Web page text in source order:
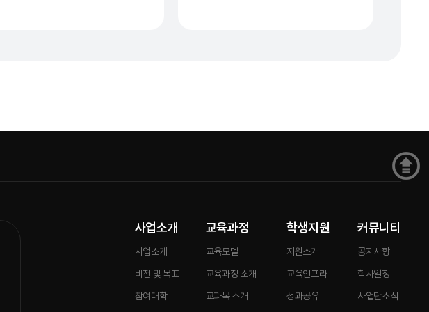
사업소개
사업소개
비전 및 목표
참여대학
교육과정
교육모델
교육과정 소개
교과목 소개
학생지원
지원소개
교육인프라
성과공유
커뮤니티
공지사항
학사일정
사업단소식